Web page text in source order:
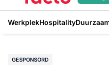
WerkplekHospitality
GESPONSORD